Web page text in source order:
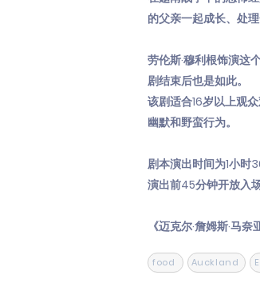
的父亲一起成长、处
劳伦斯·穆利根饰演这
剧结束后也是如此。
该剧适合16岁以上观
幽默和野蛮行为。
剧本演出时间为1小时
演出前45分钟开放入场
《迈克尔·詹姆斯·马
food Auckland